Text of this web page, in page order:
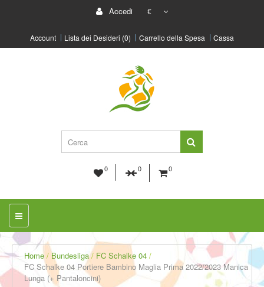
Accedi €
Account Lista dei Desideri (0) Carrello della Spesa Cassa
0 0 0
Home Bundesliga
FC Schalke 04
FC Schalke 04 Portiere Bambino Maglia Prima 2022/2023 Manica
Lunga (+ Pantaloncini)